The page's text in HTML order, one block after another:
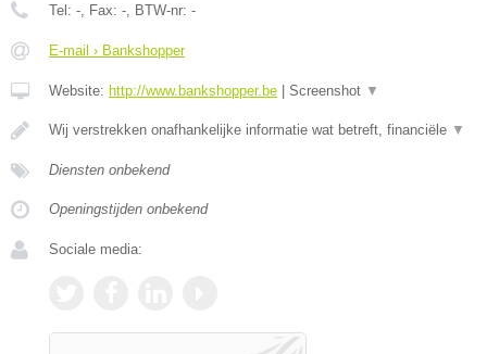
Tel: - , Fax: - , BTW-nr: -
E-mail › Bankshopper
Website: http://www.bankshopper.be Screenshot ▼
Wij verstrekken onafhankelijke informatie wat betreft, financiële ▼
Diensten onbekend
Openingstijden onbekend
Sociale media: